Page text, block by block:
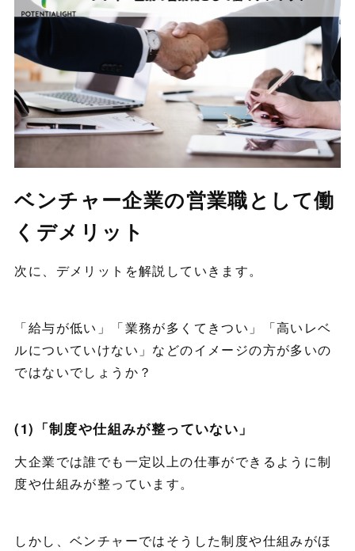
ベンチャー企業の営業職として働
くデメリット
次に、デメリットを解説していきます。
「給与が低い」「業務が多くてきつい」「高いレベ
ルについていけない」などのイメージの方が多いの
ではないでしょうか？
(1)「制度や仕組みが整っていない」
大企業では誰でも一定以上の仕事ができるように制
度や仕組みが整っています。
しかし、ベンチャーではそうした制度や仕組みがほ